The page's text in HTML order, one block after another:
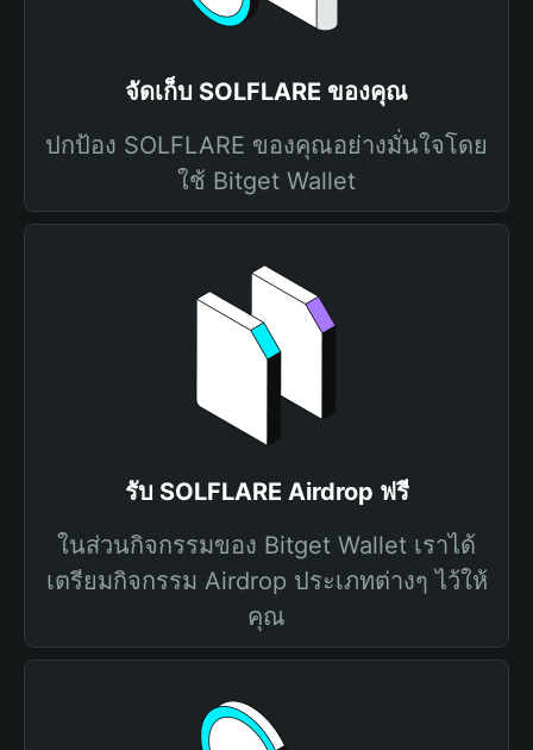
จัดเก็บ SOLFLARE ของคุณ
ปกป้อง SOLFLARE ของคุณอย่างมั่นใจโดย
ใช้ Bitget Wallet
รับ SOLFLARE Airdrop ฟรี
ในส่วนกิจกรรมของ Bitget Wallet เราได้
เตรียมกิจกรรม Airdrop ประเภทต่างๆ ไว้ให้
คุณ